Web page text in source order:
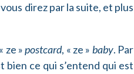
direz par la suite, et plus
ze »postcard, « ze » baby. Par
bien ce qui s’entend qui est